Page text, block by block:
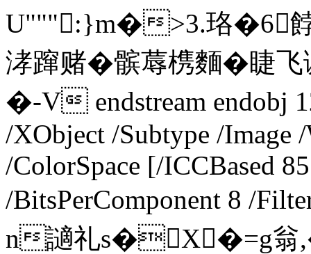
U""":}m�>3.珞�6餑
涍蹿赌�髌蓐槜麵�
�-V endstream endobj
/XObject /Subtype /Image
/ColorSpace [/ICCBased
/BitsPerComponent 8 /
n讁礼s�X�=g翁